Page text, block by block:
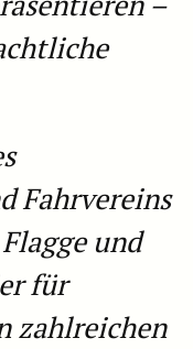
Fahrvereins
und
für
zahlreichen